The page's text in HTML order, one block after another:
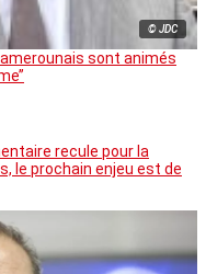
© JDC
sont animés
recule pour la
le prochain enjeu est de